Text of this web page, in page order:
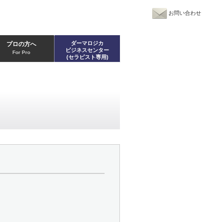
お問い合わせ
プロの方へ
For Pro
ダーマロジカ
ビジネスセンター
(セラピスト専用)